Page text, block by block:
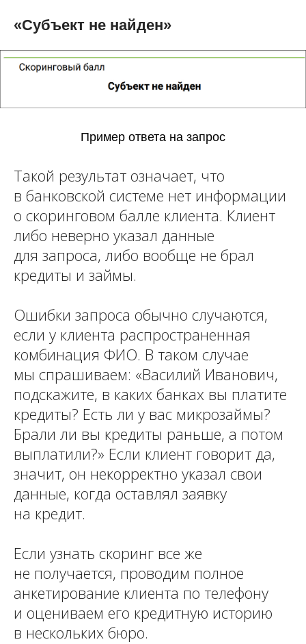
«Субъект не найден»
Пример ответа на запрос
Такой результат означает, что
в банковской системе нет информации
о скоринговом балле клиента. Клиент
либо неверно указал данные
для запроса, либо вообще не брал
кредиты и займы.
Ошибки запроса обычно случаются,
если у клиента распространенная
комбинация ФИО. В таком случае
мы спрашиваем: «Василий Иванович,
подскажите, в каких банках вы платите
кредиты? Есть ли у вас микрозаймы?
Брали ли вы кредиты раньше, а потом
выплатили?» Если клиент говорит да,
значит, он некорректно указал свои
данные, когда оставлял заявку
на кредит.
Если узнать скоринг все же
не получается, проводим полное
анкетирование клиента по телефону
и оцениваем его кредитную историю
в нескольких бюро.